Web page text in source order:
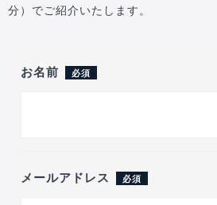
分）でご紹介いたします。
お名前 必須
メールアドレス 必須